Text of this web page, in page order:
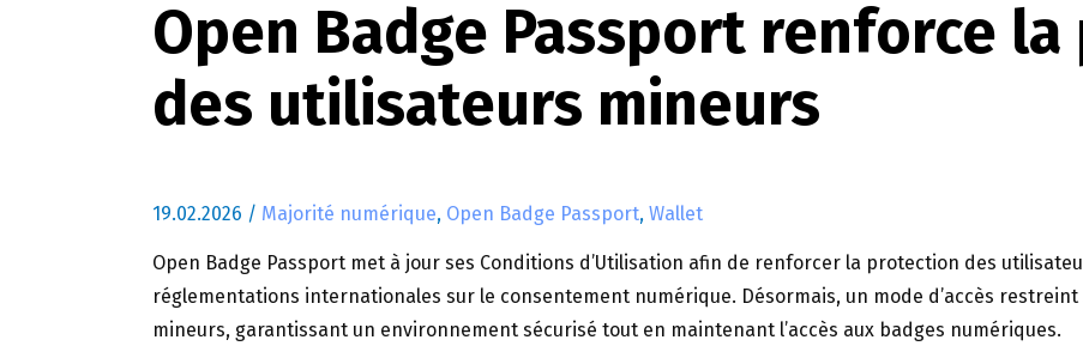
Open Badge Passport renforce
des utilisateurs mineurs
19.02.2026 / Majorité numérique, Open Badge Passport, Wallet
Open Badge Passport met à jour ses Conditions d’Utilisation afin de renforcer la protection des
réglementations internationales sur le consentement numérique. Désormais, un mode d’accès
mineurs, garantissant un environnement sécurisé tout en maintenant l’accès aux badges numériques.